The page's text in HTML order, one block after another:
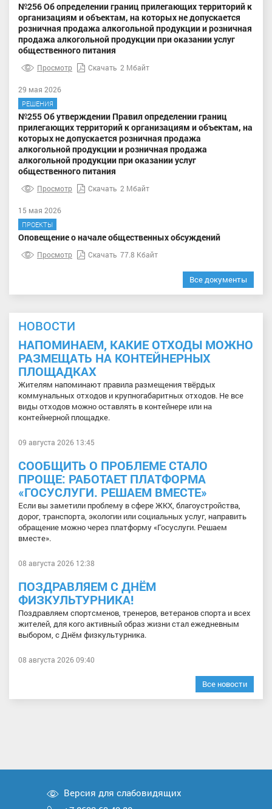
№256 Об определении границ прилегающих территорий к
организациям и объектам, на которых не допускается
розничная продажа алкогольной продукции и розничная
продажа алкогольной продукции при оказании услуг
общественного питания
Просмотр Скачать 2 Мбайт
29 мая 2026
РЕШЕНИЯ
№255 Об утверждении Правил определении границ
прилегающих территорий к организациям и объектам, на
которых не допускается розничная продажа
алкогольной продукции и розничная продажа
алкогольной продукции при оказании услуг
общественного питания
Просмотр Скачать 2 Мбайт
15 мая 2026
ПРОЕКТЫ
Оповещение о начале общественных обсуждений
Просмотр Скачать 77.8 Кбайт
Все документы
НОВОСТИ
НАПОМИНАЕМ, КАКИЕ ОТХОДЫ МОЖНО
РАЗМЕЩАТЬ НА КОНТЕЙНЕРНЫХ
ПЛОЩАДКАХ
Жителям напоминают правила размещения твёрдых
коммунальных отходов и крупногабаритных отходов. Не все
виды отходов можно оставлять в контейнере или на
контейнерной площадке.
09 августа 2026 13:45
СООБЩИТЬ О ПРОБЛЕМЕ СТАЛО
ПРОЩЕ: РАБОТАЕТ ПЛАТФОРМА
«ГОСУСЛУГИ. РЕШАЕМ ВМЕСТЕ»
Если вы заметили проблему в сфере ЖКХ, благоустройства,
дорог, транспорта, экологии или социальных услуг, направить
обращение можно через платформу «Госуслуги. Решаем
вместе».
08 августа 2026 12:38
ПОЗДРАВЛЯЕМ С ДНЁМ
ФИЗКУЛЬТУРНИКА!
Поздравляем спортсменов, тренеров, ветеранов спорта и всех
жителей, для кого активный образ жизни стал ежедневным
выбором, с Днём физкультурника.
08 августа 2026 09:40
Все новости
Версия для слабовидящих